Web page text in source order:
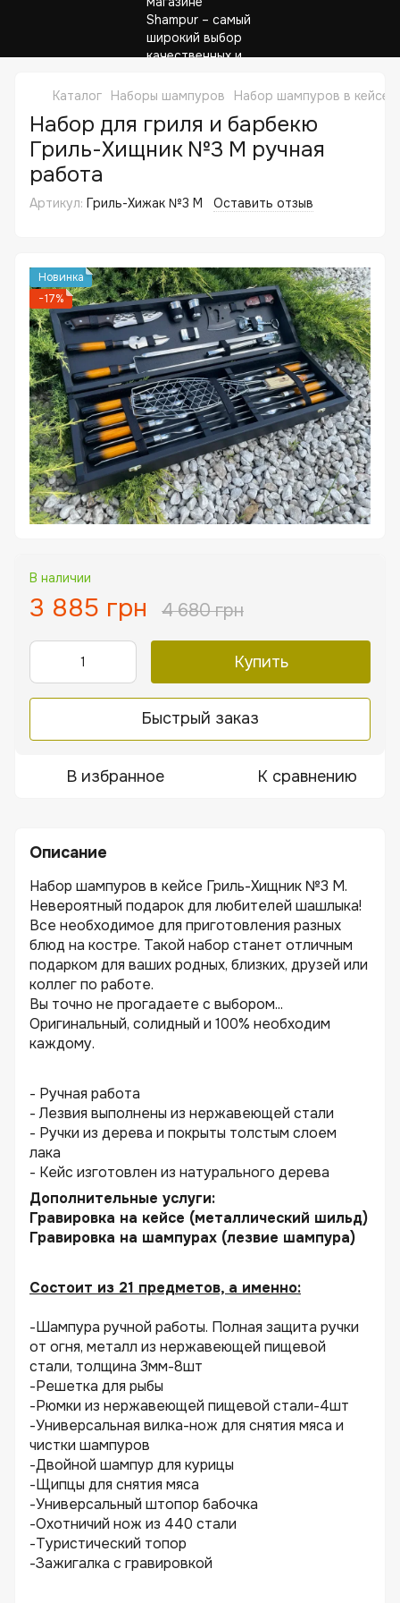
Каталог Наборы шампуров Набор шампуров в кейсе
Набор для гриля и барбекю
Гриль-Хищник №3 M ручная
работа
Артикул: Гриль-Хижак №3 M Оставить отзыв
Новинка
−17%
В наличии
3 885 грн 4 680 грн
Купить
Быстрый заказ
В избранное К сравнению
Описание
Набор шампуров в кейсе Гриль-Хищник №3 M.
Невероятный подарок для любителей шашлыка!
Все необходимое для приготовления разных
блюд на костре. Такой набор станет отличным
подарком для ваших родных, близких, друзей или
коллег по работе.
Вы точно не прогадаете с выбором...
Оригинальный, солидный и 100% необходим
каждому.
- Ручная работа
- Лезвия выполнены из нержавеющей стали
- Ручки из дерева и покрыты толстым слоем
лака
- Кейс изготовлен из натурального дерева
Дополнительные услуги:
Гравировка на кейсе (металлический шильд)
Гравировка на шампурах (лезвие шампура)
Состоит из 21 предметов, а именно:
-Шампура ручной работы. Полная защита ручки
от огня, металл из нержавеющей пищевой
стали, толщина 3мм-8шт
-Решетка для рыбы
-Рюмки из нержавеющей пищевой стали-4шт
-Универсальная вилка-нож для снятия мяса и
чистки шампуров
-Двойной шампур для курицы
-Щипцы для снятия мяса
-Универсальный штопор бабочка
-Охотничий нож из 440 стали
-Туристический топор
-Зажигалка с гравировкой